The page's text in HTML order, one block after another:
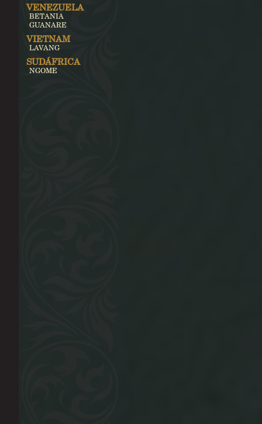
VENEZUELA
BETANIA
GUANARE
VIETNAM
LAVANG
SUDÁFRICA
NGOME